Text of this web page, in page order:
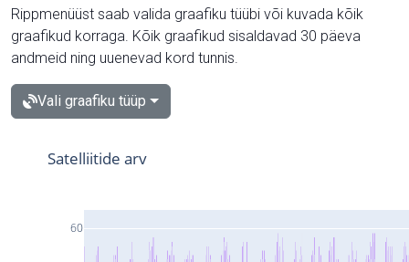
Rippmenüüst saab valida graafiku tüübi või kuvada kõik
graafikud korraga. Kõik graafikud sisaldavad 30 päeva
andmeid ning uuenevad kord tunnis.
Vali graafiku tüüp
60
Satelliitide arv